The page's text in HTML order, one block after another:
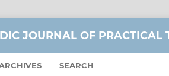
JOURNAL OF PRACTICAL
SEARCH